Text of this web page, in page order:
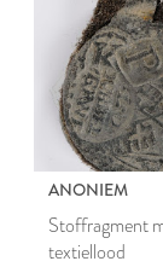
ANONIEM
Stoffragment
textiellood